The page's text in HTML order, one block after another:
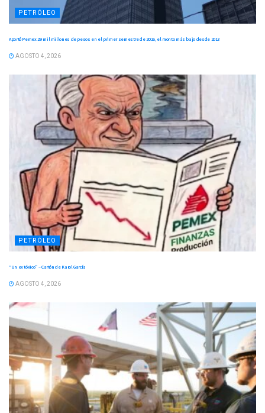
PETRÓLEO
Aportó Pemex 29 mil millones de pesos en el primer semestre de 2026, el monto más bajo desde 2013
AGOSTO 4, 2026
PETRÓLEO
“Un ex tóxico” – Cartón de Karol García
AGOSTO 4, 2026